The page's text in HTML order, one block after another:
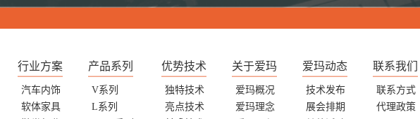
行业方案
汽车内饰
软体家具
产品系列
V系列
L系列
优势技术
独特技术
亮点技术
关于爱玛
爱玛概况
爱玛理念
爱玛动态
技术发布
展会排期
联系我们
联系方式
代理政策